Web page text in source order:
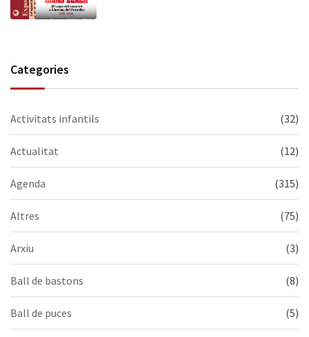
Categories
Activitats infantils (32)
Actualitat (12)
Agenda (315)
Altres (75)
Arxiu (3)
Ball de bastons (8)
Ball de puces (5)